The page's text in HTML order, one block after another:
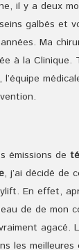
il y a deux
galbés et
Ma
à la Clinique.
l’équipe
émissions de
, j’ai décidé de
En effet,
de de mon
agacé.
les